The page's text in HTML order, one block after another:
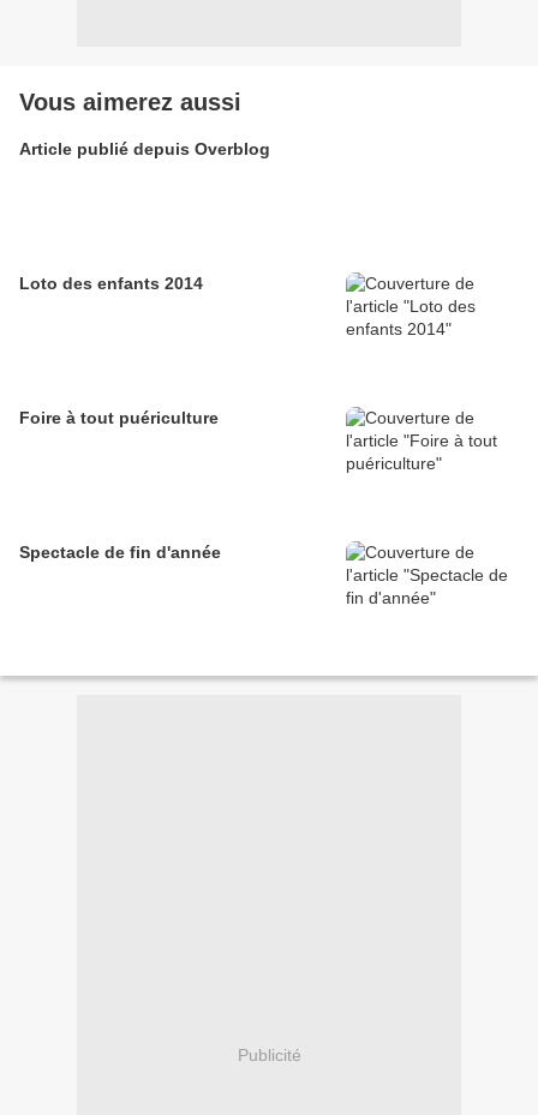
Vous aimerez aussi
Article publié depuis Overblog
Loto des enfants 2014
Foire à tout puériculture
Spectacle de fin d'année
Publicité